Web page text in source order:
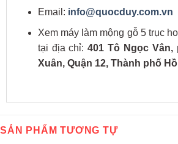
Email: info@quocduy.com.vn
Xem máy làm mộng gỗ 5 trục
tại địa chỉ:401 Tô Ngọc
Xuân, Quận 12, Thành phố
SẢN PHẨM TƯƠNG TỰ